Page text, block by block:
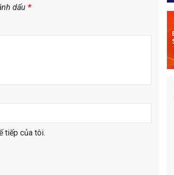
dấu *
tiếp của tôi.